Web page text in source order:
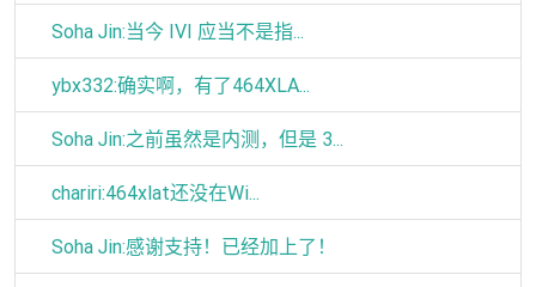
Soha Jin:当今 IVI 应当不是指...
ybx332:确实啊，有了464XLA...
Soha Jin:之前虽然是内测，但是 3...
chariri:464xlat还没在Wi...
Soha Jin:感谢支持！已经加上了！